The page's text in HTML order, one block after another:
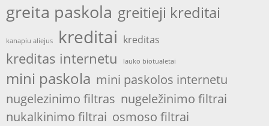
greita paskola greitieji kreditai
kanapiu aliejus kreditai kreditas
kreditas internetu lauko biotualetai
mini paskola mini paskolos internetu
nugelezinimo filtras nugeležinimo filtrai
nukalkinimo filtrai osmoso filtrai